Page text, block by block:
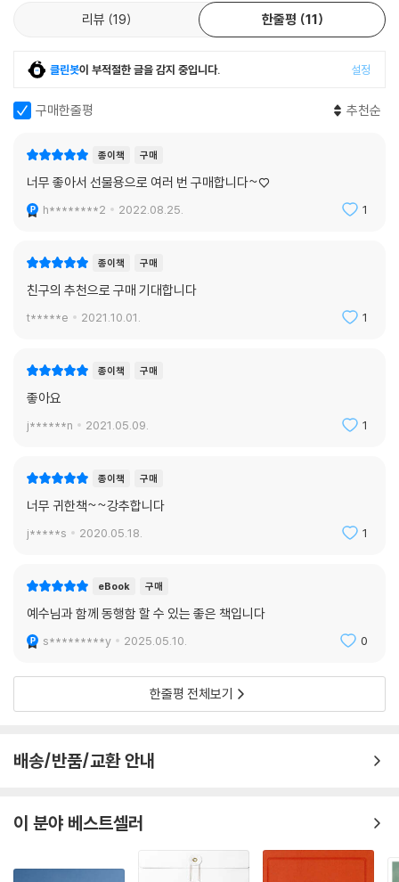
리뷰 19 한줄평 11
클린봇이 부적절한 글을 감지 중입니다. 설정
구매한줄평 추천순
종이책 구매
너무 좋아서 선물용으로 여러 번 구매합니다~♡
h********2 2022.08.25. 1
종이책 구매
친구의 추천으로 구매 기대합니다
t*****e 2021.10.01. 1
종이책 구매
좋아요
j******n 2021.05.09. 1
종이책 구매
너무 귀한책~~강추합니다
j*****s 2020.05.18. 1
eBook 구매
예수님과 함께 동행함 할 수 있는 좋은 책입니다
s*********y 2025.05.10. 0
한줄평 전체보기
배송/반품/교환 안내
이 분야 베스트셀러